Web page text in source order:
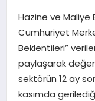
SAĞLIK
EĞITIM
Hazine ve Maliye
Cumhuriyet
Beklentileri”
paylaşarak
sektörün 12 ay
kasımda